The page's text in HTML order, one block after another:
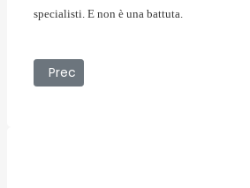
specialisti. E non è una battuta.
Articolo precedente: Il costo del
Prec